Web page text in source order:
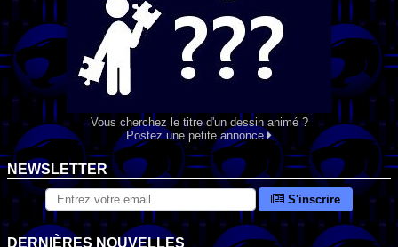
Vous cherchez le titre d'un dessin animé ?
Postez une petite annonce
NEWSLETTER
S'inscrire
DERNIÈRES NOUVELLES